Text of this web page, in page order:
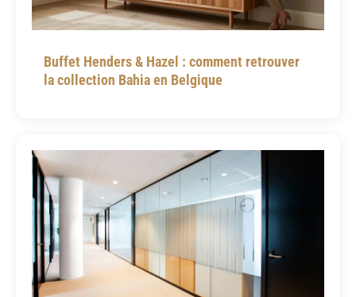
Buffet Henders & Hazel : comment retrouver
la collection Bahia en Belgique